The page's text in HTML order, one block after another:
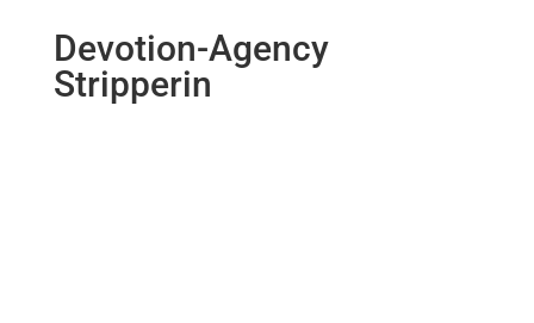
Devotion-Agency
Stripperin